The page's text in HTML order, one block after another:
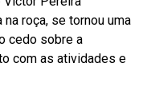
na roça, se tornou uma
cedo sobre a
com as atividades e